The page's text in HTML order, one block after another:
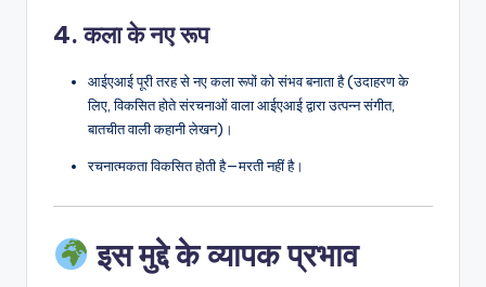
4.कला के नए रूप
आईएआई पूरी तरह से नए कला रूपों को संभव बनाता है (उदाहरण के
लिए, विकसित होते संरचनाओं वाला आईएआई द्वारा उत्पन्न संगीत,
बातचीत वाली कहानी लेखन)।
रचनात्मकता विकसित होती है—मरती नहीं है।
इस मुद्दे के व्यापक प्रभाव